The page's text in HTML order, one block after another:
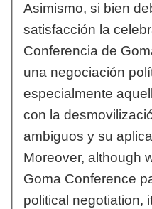
Asimismo, si bien
satisfacción la
Conferencia de
una negociación
especialmente
con la
ambiguos y su
Moreover, although
Goma Conference
political negotiation,